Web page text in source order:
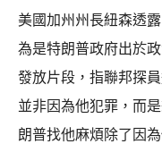
美國加州州長紐森透
為是特朗普政府出於
發放片段，指聯邦探
並非因為他犯罪，而
朗普找他麻煩除了因